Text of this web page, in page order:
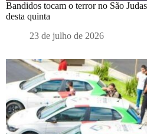
Bandidos tocam o terror no São
desta quinta
23 de julho de 2026